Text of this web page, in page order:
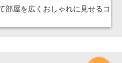
部屋を広くおしゃれに見せるコ